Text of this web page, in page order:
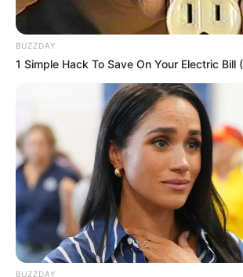
BUZZDAY
1 Simple Hack To Save On Your Electric Bill
BUZZDAY